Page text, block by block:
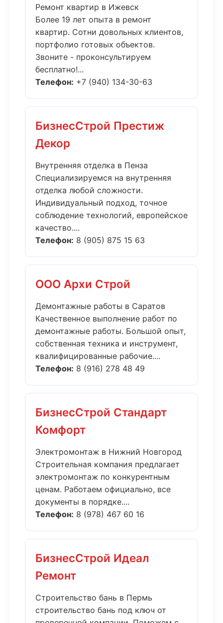
Ремонт квартир в Ижевск
Более 19 лет опыта в ремонт
квартир. Сотни довольных клиентов,
портфолио готовых объектов.
Звоните - проконсультируем
бесплатно!...
Телефон: +7 (940) 134-30-63
БизнесСтрой Престиж
Декор
Внутренняя отделка в Пенза
Специализируемся на внутренняя
отделка любой сложности.
Индивидуальный подход, точное
соблюдение технологий, европейское
качество....
Телефон: 8 (905) 875 15 63
ООО Архи Строй
Демонтажные работы в Саратов
Качественное выполнение работ по
демонтажные работы. Большой опыт,
собственная техника и инструмент,
квалифицированные рабочие....
Телефон: 8 (916) 278 48 49
БизнесСтрой Стандарт
Комфорт
Электромонтаж в Нижний Новгород
Строительная компания предлагает
электромонтаж по конкурентным
ценам. Работаем официально, все
документы в порядке....
Телефон: 8 (978) 467 60 16
БизнесСтрой Идеал
Ремонт
Строительство бань в Пермь
строительство бань под ключ от